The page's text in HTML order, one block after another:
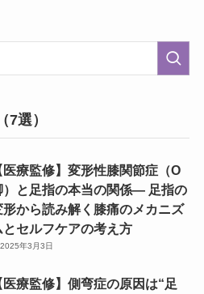
選）
医療監修】変形性膝関節症（O
）と足指の本当の関係― 足指の
形から読み解く膝痛のメカニズ
とセルフケアの考え方
2025年3月3日
医療監修】側弯症の原因は“足